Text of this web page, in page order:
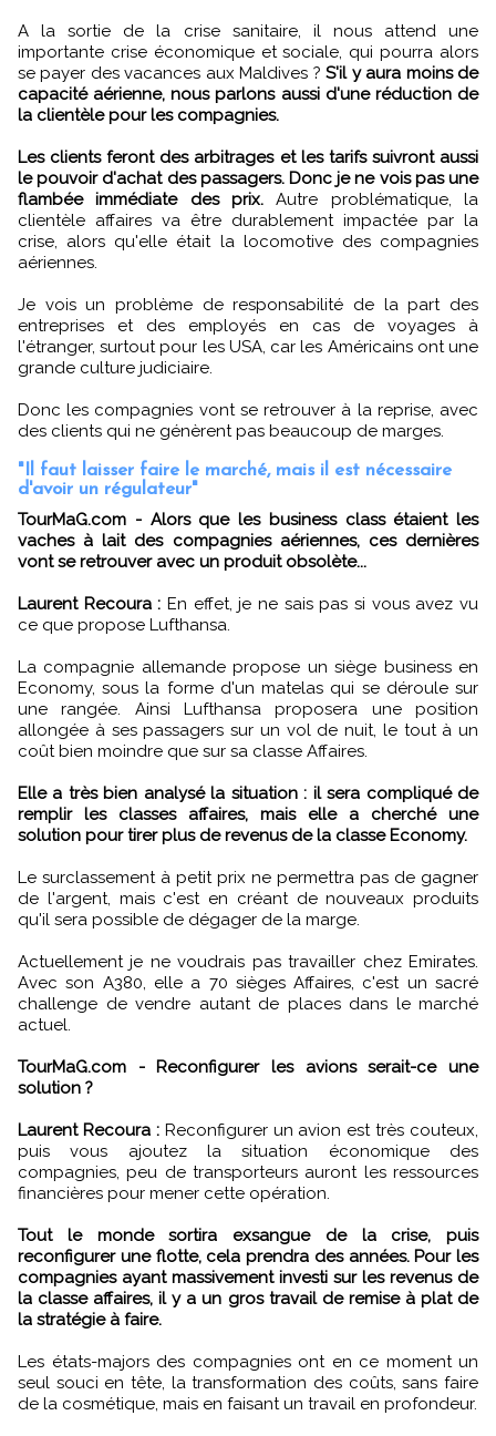
A la sortie de la crise sanitaire, il nous attend une
importante crise économique et sociale, qui pourra alors
se payer des vacances aux Maldives ?S'il y aura moins de
capacité aérienne, nous parlons aussi d'une réduction de
la clientèle pour les compagnies.
Les clients feront des arbitrages et les tarifs suivront aussi
le pouvoir d'achat des passagers. Donc je ne vois pas une
flambée immédiate des prix. Autre problématique, la
clientèle affaires va être durablement impactée par la
crise, alors qu'elle était la locomotive des compagnies
aériennes.
Je vois un problème de responsabilité de la part des
entreprises et des employés en cas de voyages à
l'étranger, surtout pour les USA, car les Américains ont une
grande culture judiciaire.
Donc les compagnies vont se retrouver à la reprise, avec
des clients qui ne génèrent pas beaucoup de marges.
"Il faut laisser faire le marché, mais il est nécessaire
d'avoir un régulateur"
TourMaG.com - Alors que les business class étaient les
vaches à lait des compagnies aériennes, ces dernières
vont se retrouver avec un produit obsolète...
Laurent Recoura : En effet, je ne sais pas si vous avez vu
ce que propose Lufthansa.
La compagnie allemande propose un siège business en
Economy, sous la forme d'un matelas qui se déroule sur
une rangée. Ainsi Lufthansa proposera une position
allongée à ses passagers sur un vol de nuit, le tout à un
coût bien moindre que sur sa classe Affaires.
Elle a très bien analysé la situation : il sera compliqué de
remplir les classes affaires, mais elle a cherché une
solution pour tirer plus de revenus de la classe Economy.
Le surclassement à petit prix ne permettra pas de gagner
de l'argent, mais c'est en créant de nouveaux produits
qu'il sera possible de dégager de la marge.
Actuellement je ne voudrais pas travailler chez Emirates.
Avec son A380, elle a 70 sièges Affaires, c'est un sacré
challenge de vendre autant de places dans le marché
actuel.
TourMaG.com - Reconfigurer les avions serait-ce une
solution ?
Laurent Recoura :Reconfigurer un avion est très couteux,
puis vous ajoutez la situation économique des
compagnies, peu de transporteurs auront les ressources
financières pour mener cette opération.
Tout le monde sortira exsangue de la crise, puis
reconfigurer une flotte, cela prendra des années. Pour les
compagnies ayant massivement investi sur les revenus de
la classe affaires, il y a un gros travail de remise à plat de
la stratégie à faire.
Les états-majors des compagnies ont en ce moment un
seul souci en tête, la transformation des coûts, sans faire
de la cosmétique, mais en faisant un travail en profondeur.